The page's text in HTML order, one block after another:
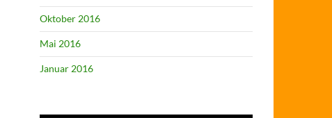
Oktober 2016
Mai 2016
Januar 2016